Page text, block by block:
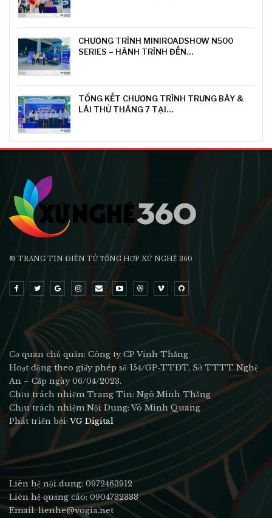
CHƯƠNG TRÌNH MINIROADSHOW N500
SERIES – HÀNH TRÌNH ĐẾN…
TỔNG KẾT CHƯƠNG TRÌNH TRƯNG BÀY &
LÁI THỬ THÁNG 7 TẠI…
® TRANG TIN ĐIỆN TỬ ТỔNG HỢP XỨ NGHỆ 360
Cơ quan chủ quản: Công ty CP Vinh Thắng
Hoạt động theo giấy phép số 154/GP-TTĐT, Sở TTTT Nghệ
An – Cấp ngày 06/04/2023.
Chịu trách nhiệm Trang Tin: Ngô Minh Thắng
Chịu trách nhiệm Nội Dung: Võ Minh Quang
Phát triển bởi:VG Digital
Liên hệ nội dung: 0972463912
Liên hệ quảng cáo: 0904732333
Email: lienhe@vogia.net